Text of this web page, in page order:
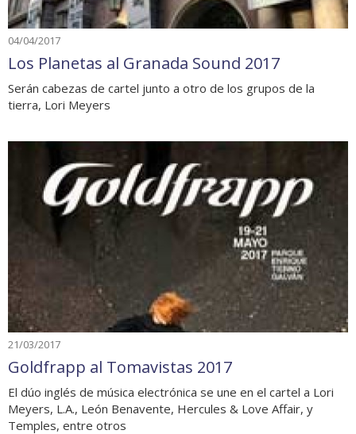
04/04/2017
Los Planetas al Granada Sound 2017
Serán cabezas de cartel junto a otro de los grupos de la
tierra, Lori Meyers
21/03/2017
Goldfrapp al Tomavistas 2017
El dúo inglés de música electrónica se une en el cartel a Lori
Meyers, L.A., León Benavente, Hercules & Love Affair, y
Temples, entre otros